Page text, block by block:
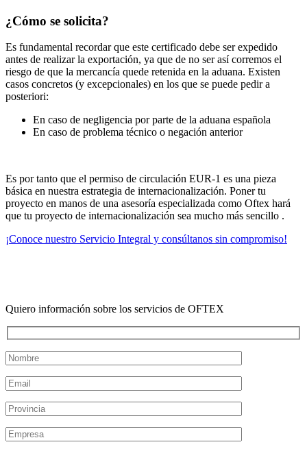
¿Cómo se solicita?
Es fundamental recordar que este certificado debe ser expedido
antes de realizar la exportación, ya que de no ser así corremos el
riesgo de que la mercancía quede retenida en la aduana. Existen
casos concretos (y excepcionales) en los que se puede pedir a
posteriori:
En caso de negligencia por parte de la aduana española
En caso de problema técnico o negación anterior
Es por tanto que el permiso de circulación EUR-1 es una pieza
básica en nuestra estrategia de internacionalización. Poner tu
proyecto en manos de una asesoría especializada como Oftex hará
que tu proyecto de internacionalización sea mucho más sencillo .
¡Conoce nuestro Servicio Integral y consúltanos sin compromiso!
Quiero información sobre los servicios de OFTEX